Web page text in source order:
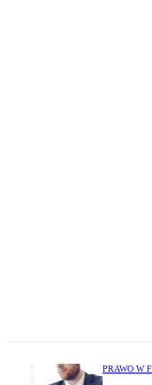
PRAWO W